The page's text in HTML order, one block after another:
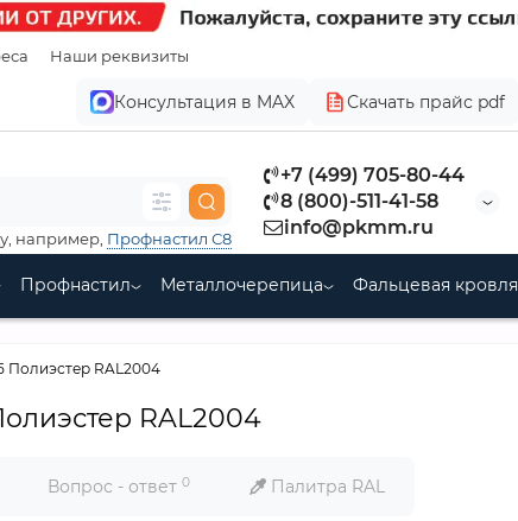
Наши реквизиты
Консультация в MAX Скачать прайс pdf
+7 (499) 705-80-44
8 (800)-511-41-58
info@pkmm.ru
например, Профнастил С8
Профнастил Металлочерепица Фальцевая кровля
Полиэстер RAL2004
RAL2004
Вопрос - ответ 0 Палитра RAL